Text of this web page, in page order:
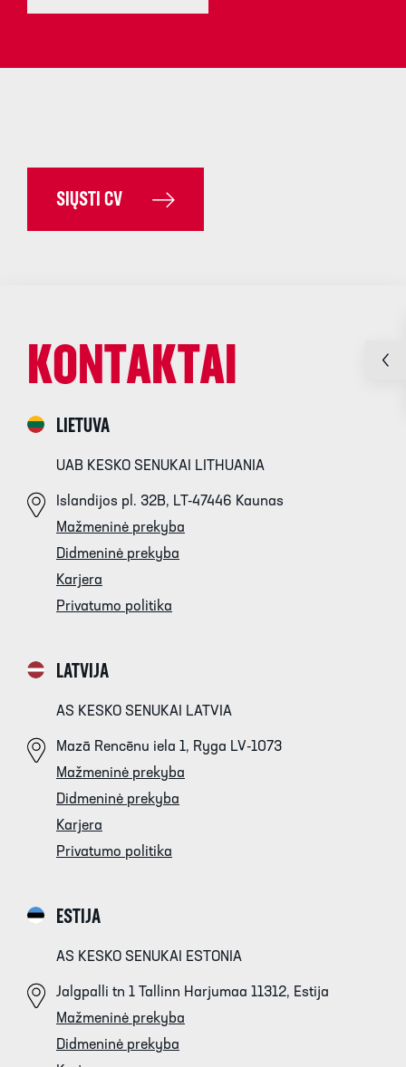
SIŲSTI CV
KONTAKTAI
LIETUVA
UAB KESKO SENUKAI LITHUANIA
Islandijos pl. 32B, LT-47446 Kaunas
Mažmeninė prekyba
Didmeninė prekyba
Karjera
Privatumo politika
LATVIJA
AS KESKO SENUKAI LATVIA
Mazā Rencēnu iela 1, Ryga LV-1073
Mažmeninė prekyba
Didmeninė prekyba
Karjera
Privatumo politika
ESTIJA
AS KESKO SENUKAI ESTONIA
Jalgpalli tn 1 Tallinn Harjumaa 11312, Estija
Mažmeninė prekyba
Didmeninė prekyba